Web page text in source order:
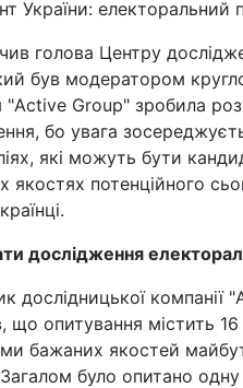
України: електоральний
голова Центру
був модератором
"Active Group" зробила
бо увага
які можуть бути
якостях потенційного
дослідження
дослідницької
що опитування містить
бажаних якостей
було опитано